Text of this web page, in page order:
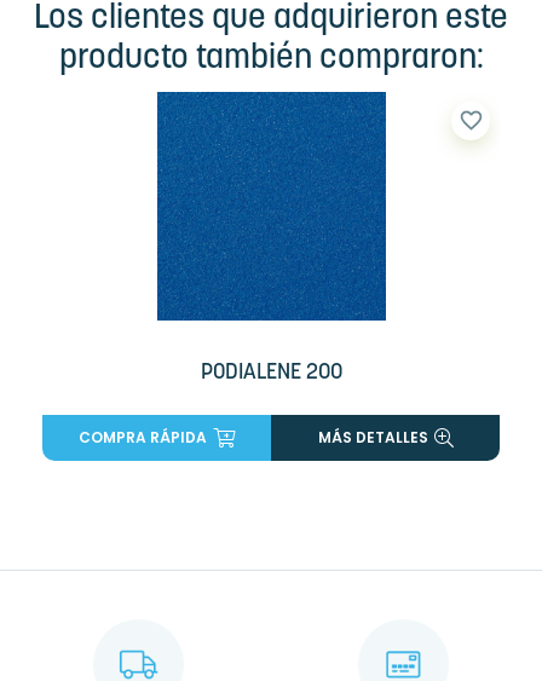
Los clientes que adquirieron este
producto también compraron:
PODIALENE 200
favorite_border
COMPRA RÁPIDA MÁS DETALLES